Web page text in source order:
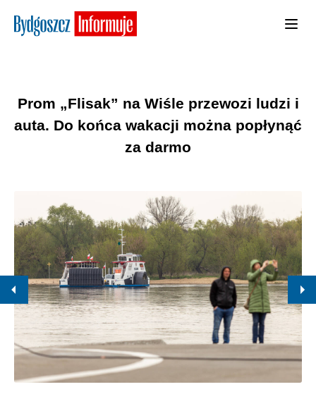
Prom „Flisak” na Wiśle przewozi ludzi i
auta. Do końca wakacji można popłynąć
za darmo